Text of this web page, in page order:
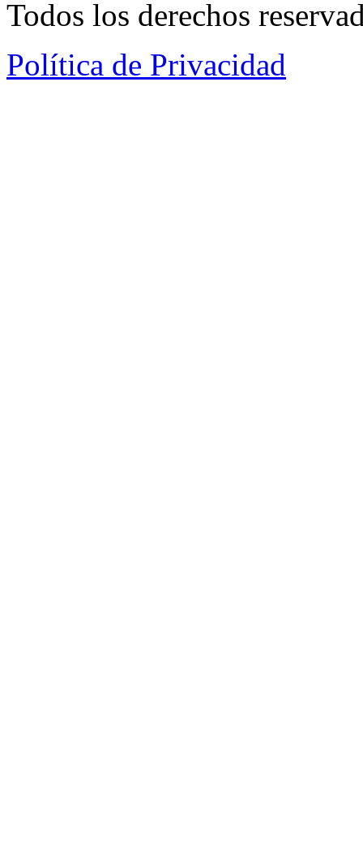
Todos los derechos
Política de Privacidad